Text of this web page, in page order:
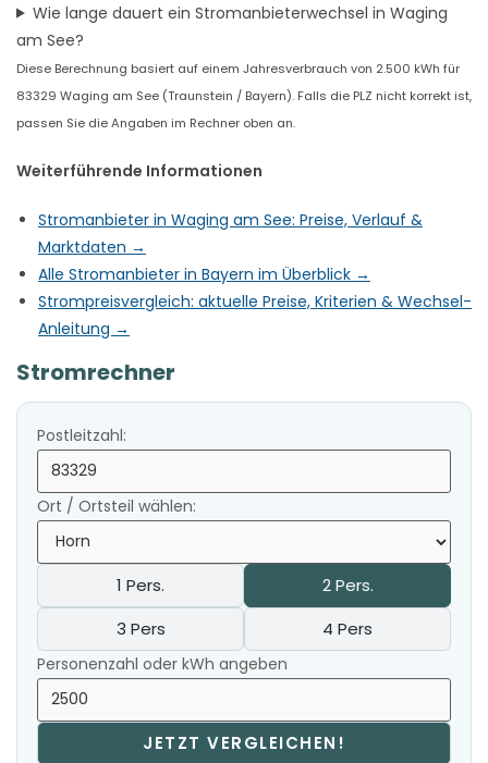
Wie lange dauert ein Stromanbieterwechsel in Waging
am See?
Diese Berechnung basiert auf einem Jahresverbrauch von 2.500 kWh für
83329 Waging am See (Traunstein / Bayern). Falls die PLZ nicht korrekt ist,
passen Sie die Angaben im Rechner oben an.
Weiterführende Informationen
Stromanbieter in Waging am See: Preise, Verlauf &
Marktdaten →
Alle Stromanbieter in Bayern im Überblick →
Strompreisvergleich: aktuelle Preise, Kriterien & Wechsel-
Anleitung →
Stromrechner
Postleitzahl:
Ort / Ortsteil wählen:
1 Pers.
2 Pers.
3 Pers
4 Pers
Personenzahl oder kWh angeben
JETZT VERGLEICHEN!